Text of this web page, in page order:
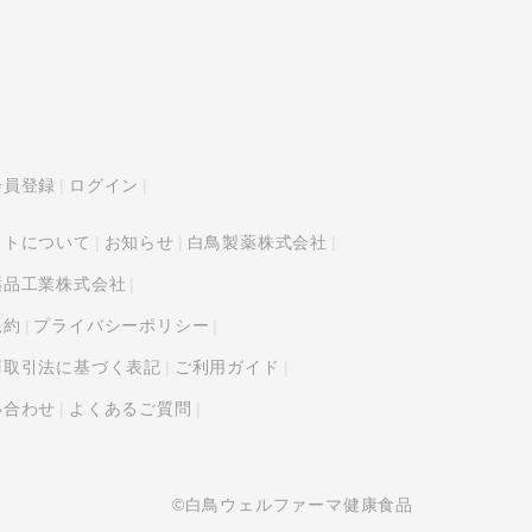
登録 ログイン
について お知らせ 白鳥製薬株式会社
工業株式会社
プライバシーポリシー
引法に基づく表記 ご利用ガイド
わせ よくあるご質問
©白鳥ウェルファーマ健康食品